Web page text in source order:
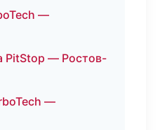
—
PitStop — Ростов-
—